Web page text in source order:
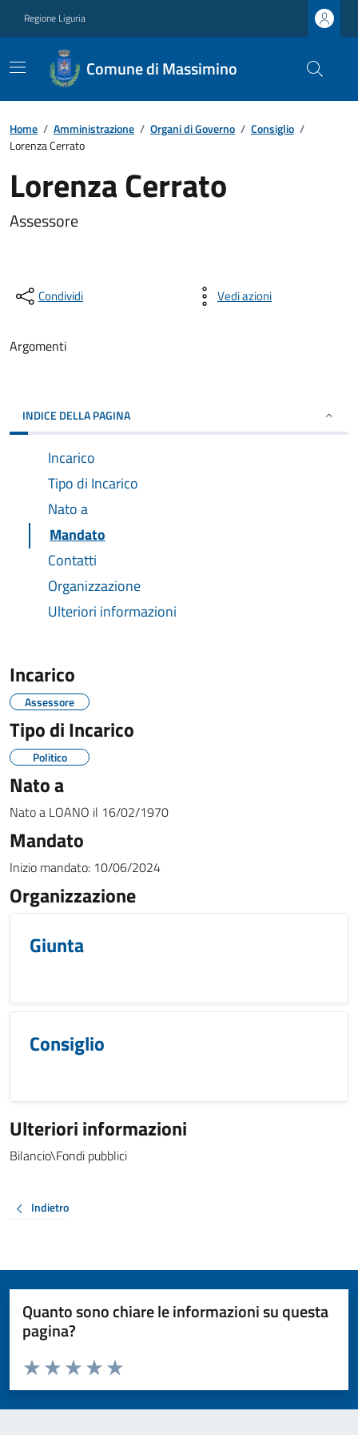
Regione Liguria
Comune di Massimino
Home / Amministrazione / Organi di Governo / Consiglio /
Lorenza Cerrato
Lorenza Cerrato
Assessore
Condividi Vedi azioni
Argomenti
INDICE DELLA PAGINA
Incarico
Tipo di Incarico
Nato a
Mandato
Contatti
Organizzazione
Ulteriori informazioni
Incarico
Assessore
Tipo di Incarico
Politico
Nato a
Nato a LOANO il 16/02/1970
Mandato
Inizio mandato: 10/06/2024
Organizzazione
Giunta
Consiglio
Ulteriori informazioni
Bilancio\Fondi pubblici
Indietro
Quanto sono chiare le informazioni su questa
pagina?
Valuta da 1 a 5 stelle la pagina
Valuta 5 stelle su 5
Valuta 4 stelle su 5
Valuta 3 stelle su 5
Valuta 2 stelle su 5
Valuta 1 stelle su 5